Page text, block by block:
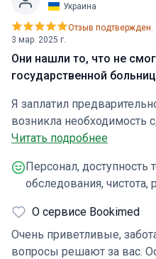
Украина
3 мар. 2025 г.
Отзыв подтвержден.
Они нашли то, что не
государственной
Я заплатил
возникла необходимость
сделали, никуда не ездил,
больнице не обнаружил.
все хорошего качества.
Читать подробнее
Персонал, доступность
обследования, чистота,
О сервисе Bookimed
Очень приветливые,
вопросы решают за вас.